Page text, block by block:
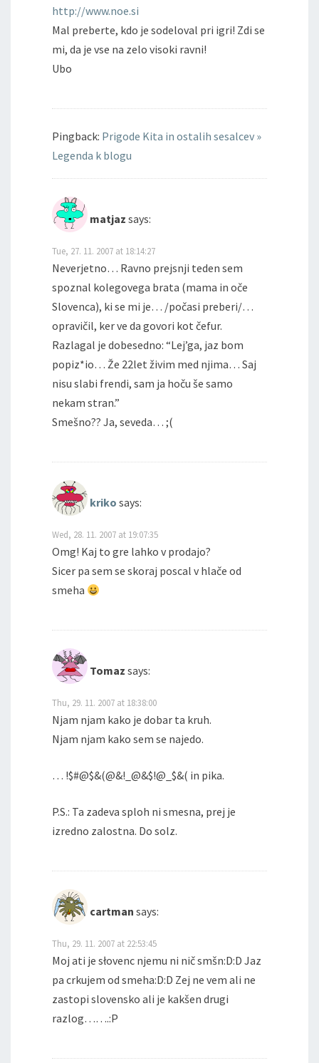
http://www.noe.si
Mal preberte, kdo je sodeloval pri igri! Zdi se
mi, da je vse na zelo visoki ravni!
Ubo
Pingback: Prigode Kita in ostalih sesalcev »
Legenda k blogu
matjaz says:
Tue, 27. 11. 2007 at 18:14:27
Neverjetno… Ravno prejsnji teden sem
spoznal kolegovega brata (mama in oče
Slovenca), ki se mi je… /počasi preberi/…
opravičil, ker ve da govori kot čefur.
Razlagal je dobesedno: “Lej’ga, jaz bom
popiz*io… Že 22let živim med njima… Saj
nisu slabi frendi, sam ja hoču še samo
nekam stran.”
Smešno?? Ja, seveda… ;(
kriko says:
Wed, 28. 11. 2007 at 19:07:35
Omg! Kaj to gre lahko v prodajo?
Sicer pa sem se skoraj poscal v hlače od
smeha
Tomaz says:
Thu, 29. 11. 2007 at 18:38:00
Njam njam kako je dobar ta kruh.
Njam njam kako sem se najedo.
… !$#@$&(@&!_@&$!@_$&( in pika.
P.S.: Ta zadeva sploh ni smesna, prej je
izredno zalostna. Do solz.
cartman says:
Thu, 29. 11. 2007 at 22:53:45
Moj ati je słovenc njemu ni nič smšn:D:D Jaz
pa crkujem od smeha:D:D Zej ne vem ali ne
zastopi slovensko ali je kakšen drugi
razlog…….:P